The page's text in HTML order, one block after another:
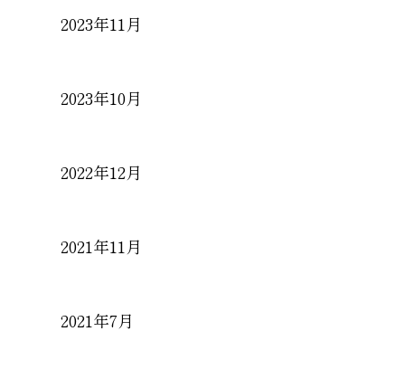
2023年11月
2023年10月
2022年12月
2021年11月
2021年7月